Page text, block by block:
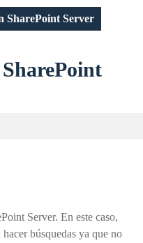
SharePoint Server
Server. En este caso,
búsquedas ya que no